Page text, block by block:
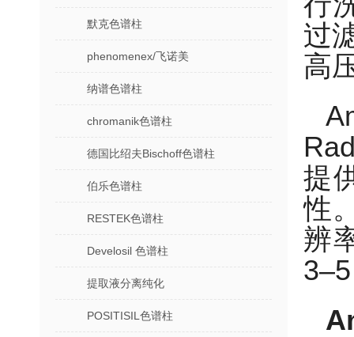
默克色谱柱
phenomenex/飞诺美
纳谱色谱柱
chromanik色谱柱
德国比绍夫Bischoff色谱柱
伯乐色谱柱
RESTEK色谱柱
Develosil 色谱柱
提取液分离纯化
POSITISIL色谱柱
过
高
提
性
辨